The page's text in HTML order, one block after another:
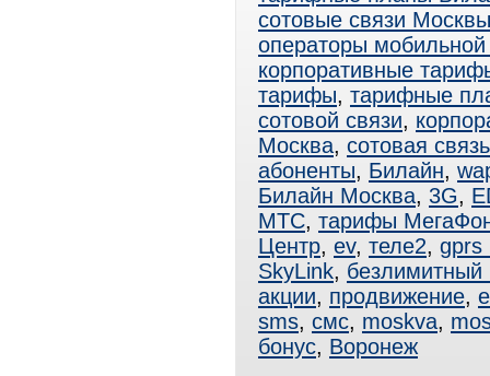
сотовые связи Москвы
операторы мобильной
корпоративные
тарифы, тарифные
сотовой связи,
Москва, сотовая
абоненты, Билайн,
Билайн Москва, 3G,
МТС, тарифы
Центр, ev, теле2, gprs
SkyLink, безлимитный
акции, продвижение,
sms, смс, moskva,
бонус, Воронеж